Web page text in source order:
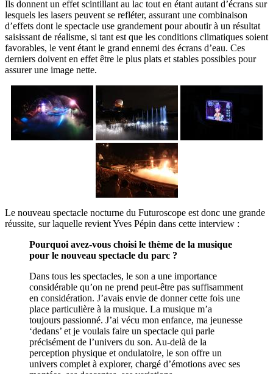
Ils donnent un effet scintillant au lac tout en étant autant d’écrans sur
lesquels les lasers peuvent se refléter, assurant une combinaison
d’effets dont le spectacle use grandement pour aboutir à un résultat
saisissant de réalisme, si tant est que les conditions climatiques soient
favorables, le vent étant le grand ennemi des écrans d’eau. Ces
derniers doivent en effet être le plus plats et stables possibles pour
assurer une image nette.
Le nouveau spectacle nocturne du Futuroscope est donc une grande
réussite, sur laquelle revient Yves Pépin dans cette interview :
Pourquoi avez-vous choisi le thème de la musique
pour le nouveau spectacle du parc ?
Dans tous les spectacles, le son a une importance
considérable qu’on ne prend peut-être pas suffisamment
en considération. J’avais envie de donner cette fois une
place particulière à la musique. La musique m’a
toujours passionné. J’ai vécu mon enfance, ma jeunesse
‘dedans’ et je voulais faire un spectacle qui parle
précisément de l’univers du son. Au-delà de la
perception physique et ondulatoire, le son offre un
univers complet à explorer, chargé d’émotions avec ses